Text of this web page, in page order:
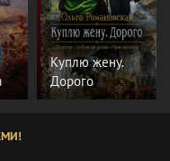
Куплю жену.
Дорого